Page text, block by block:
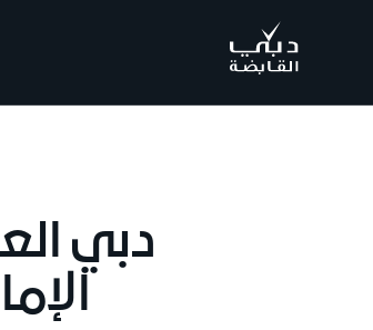
دبي
الإمارات"